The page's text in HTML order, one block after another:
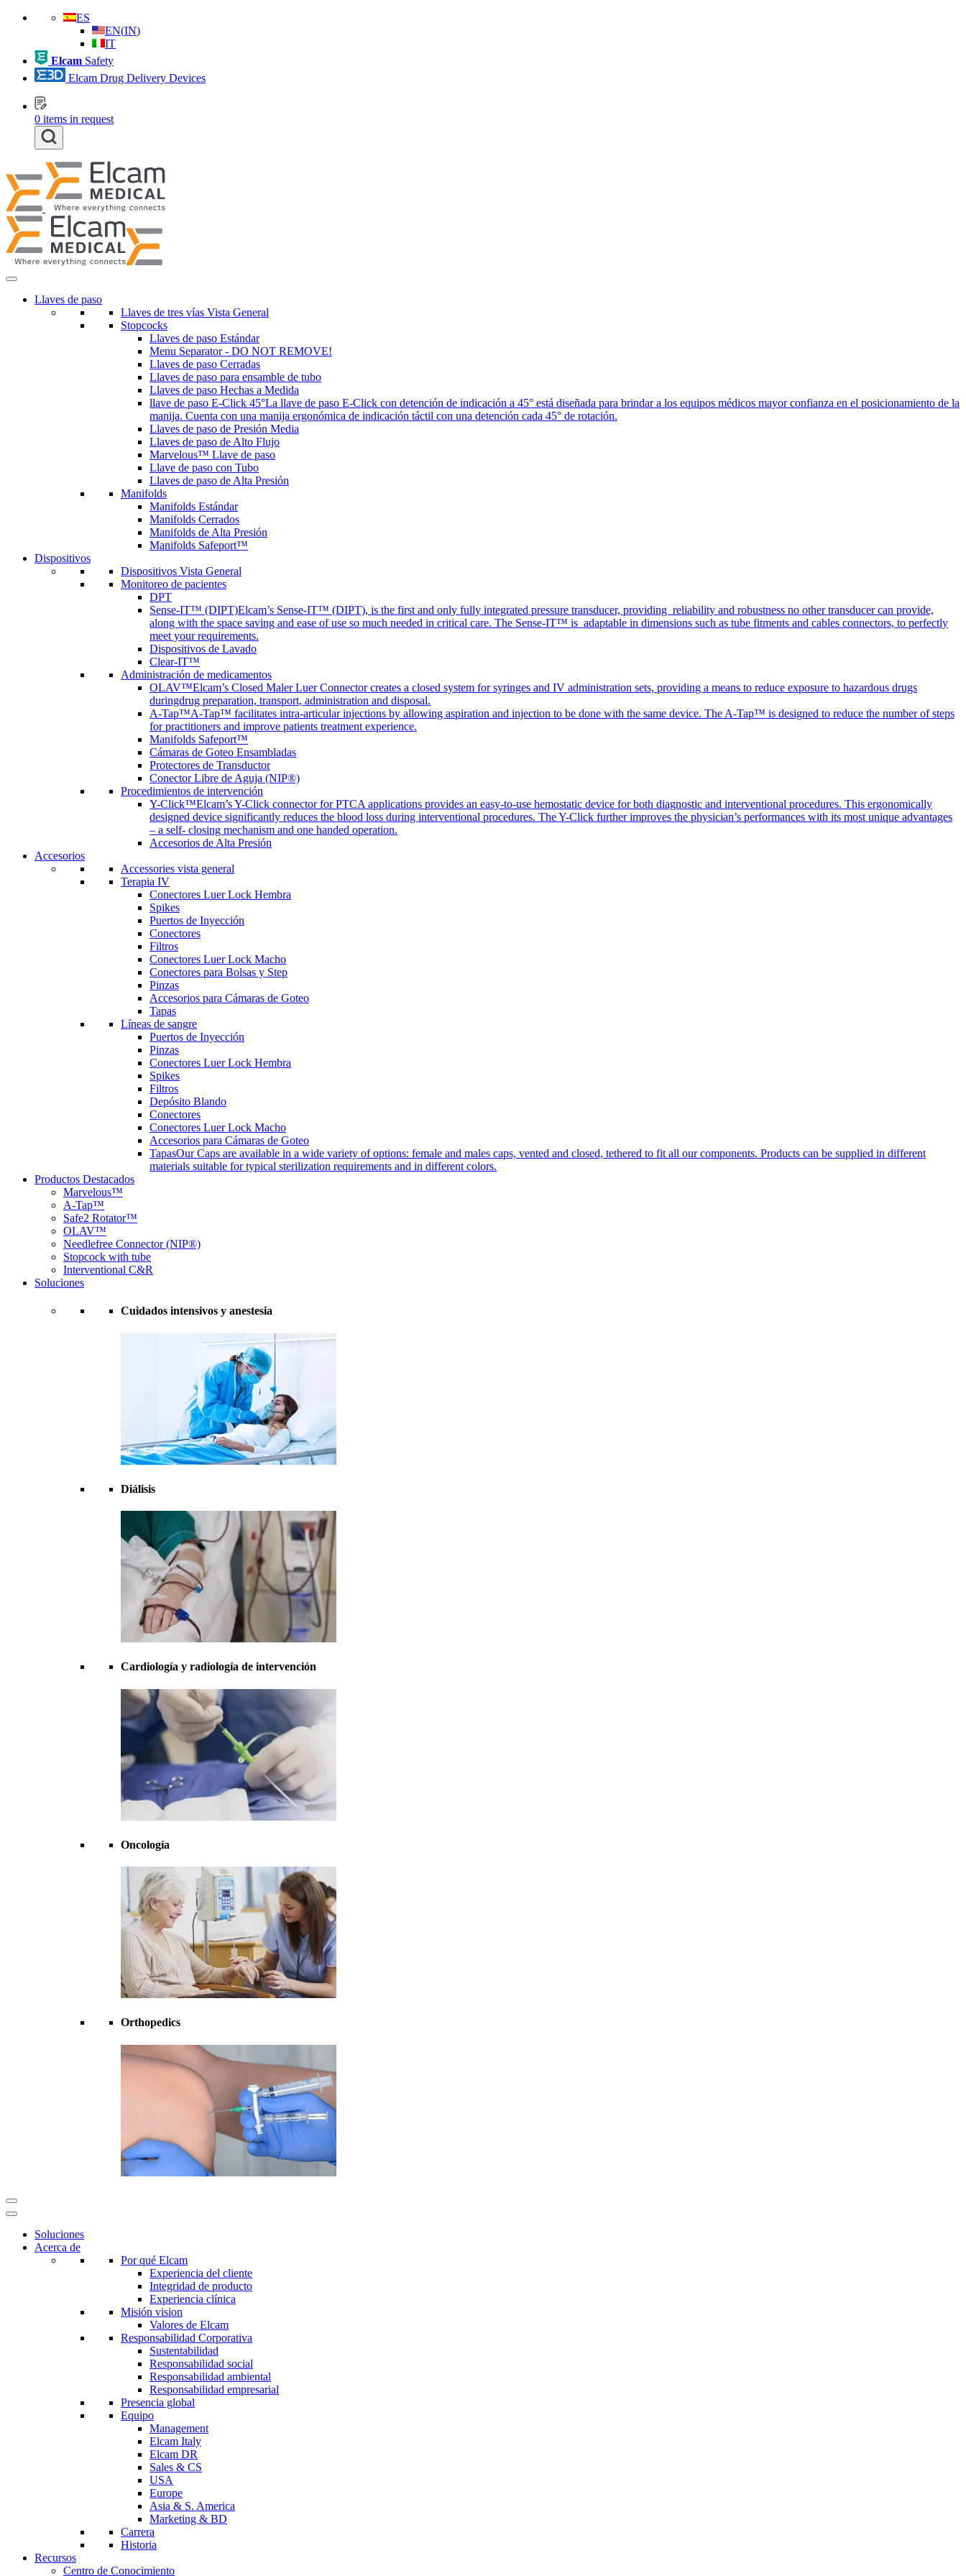
ES
EN(IN)
IT
Elcam Safety
Elcam Drug Delivery Devices
0 items in request
Llaves de paso
Llaves de tres vías Vista General
Stopcocks
Llaves de paso Estándar
Menu Separator - DO NOT REMOVE!
Llaves de paso Cerradas
Llaves de paso para ensamble de tubo
Llaves de paso Hechas a Medida
llave de paso E-Click 45°La llave de paso E-Click con detención de indicación a 45° está diseñada para brindar a los equipos médicos mayor confianza en el posicionamiento de la
manija. Cuenta con una manija ergonómica de indicación táctil con una detención cada 45° de rotación.
Llaves de paso de Presión Media
Llaves de paso de Alto Flujo
Marvelous™ Llave de paso
Llave de paso con Tubo
Llaves de paso de Alta Presión
Manifolds
Manifolds Estándar
Manifolds Cerrados
Manifolds de Alta Presión
Manifolds Safeport™
Dispositivos
Dispositivos Vista General
Monitoreo de pacientes
DPT
Sense-IT™ (DIPT)Elcam’s Sense-IT™ (DIPT), is the first and only fully integrated pressure transducer, providing reliability and robustness no other transducer can provide,
along with the space saving and ease of use so much needed in critical care. The Sense-IT™ is adaptable in dimensions such as tube fitments and cables connectors, to perfectly
meet your requirements.
Dispositivos de Lavado
Clear-IT™
Administración de medicamentos
OLAV™Elcam’s Closed Maler Luer Connector creates a closed system for syringes and IV administration sets, providing a means to reduce exposure to hazardous drugs
duringdrug preparation, transport, administration and disposal.
A-Tap™A-Tap™ facilitates intra-articular injections by allowing aspiration and injection to be done with the same device. The A-Tap™ is designed to reduce the number of steps
for practitioners and improve patients treatment experience.
Manifolds Safeport™
Cámaras de Goteo Ensambladas
Protectores de Transductor
Conector Libre de Aguja (NIP®)
Procedimientos de intervención
Y-Click™Elcam’s Y-Click connector for PTCA applications provides an easy-to-use hemostatic device for both diagnostic and interventional procedures. This ergonomically
designed device significantly reduces the blood loss during interventional procedures. The Y-Click further improves the physician’s performances with its most unique advantages
– a self- closing mechanism and one handed operation.
Accesorios de Alta Presión
Accesorios
Accessories vista general
Terapia IV
Conectores Luer Lock Hembra
Spikes
Puertos de Inyección
Conectores
Filtros
Conectores Luer Lock Macho
Conectores para Bolsas y Step
Pinzas
Accesorios para Cámaras de Goteo
Tapas
Líneas de sangre
Puertos de Inyección
Pinzas
Conectores Luer Lock Hembra
Spikes
Filtros
Depósito Blando
Conectores
Conectores Luer Lock Macho
Accesorios para Cámaras de Goteo
TapasOur Caps are available in a wide variety of options: female and males caps, vented and closed, tethered to fit all our components. Products can be supplied in different
materials suitable for typical sterilization requirements and in different colors.
Productos Destacados
Marvelous™
A-Tap™
Safe2 Rotator™
OLAV™
Needlefree Connector (NIP®)
Stopcock with tube
Interventional C&R
Soluciones
Cuidados intensivos y anestesia
Diálisis
Cardiología y radiología de intervención
Oncología
Orthopedics
Soluciones
Acerca de
Por qué Elcam
Experiencia del cliente
Integridad de producto
Experiencia clínica
Misión vision
Valores de Elcam
Responsabilidad Corporativa
Sustentabilidad
Responsabilidad social
Responsabilidad ambiental
Responsabilidad empresarial
Presencia global
Equipo
Management
Elcam Italy
Elcam DR
Sales & CS
USA
Europe
Asia & S. America
Marketing & BD
Carrera
Historia
Recursos
Centro de Conocimiento